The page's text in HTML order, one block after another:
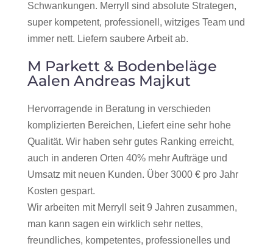
Schwankungen. Merryll sind absolute Strategen,
super kompetent, professionell, witziges Team und
immer nett. Liefern saubere Arbeit ab.
M Parkett & Bodenbeläge
Aalen Andreas Majkut
Hervorragende in Beratung in verschieden
komplizierten Bereichen, Liefert eine sehr hohe
Qualität. Wir haben sehr gutes Ranking erreicht,
auch in anderen Orten 40% mehr Aufträge und
Umsatz mit neuen Kunden. Über 3000 € pro Jahr
Kosten gespart.
Wir arbeiten mit Merryll seit 9 Jahren zusammen,
man kann sagen ein wirklich sehr nettes,
freundliches, kompetentes, professionelles und